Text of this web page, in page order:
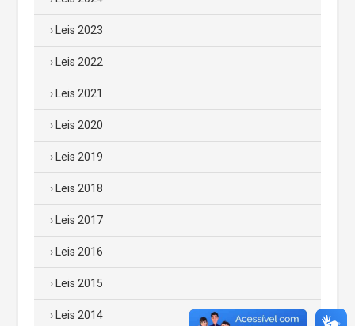
Leis 2023
Leis 2022
Leis 2021
Leis 2020
Leis 2019
Leis 2018
Leis 2017
Leis 2016
Leis 2015
Leis 2014